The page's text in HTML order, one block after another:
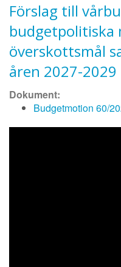
Förslag till
budgetpolitiska
överskottsmål
åren 2027-2029
Dokument:
Budgetmotion 60/